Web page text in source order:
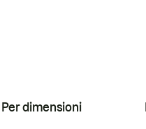
Per dimensioni